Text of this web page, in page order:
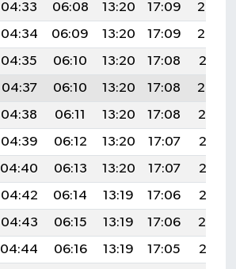
04:33 06:08 13:20 17:09
20:23
04:34 06:09 13:20 17:09
20:22
04:35 06:10 13:20 17:08
20:21
04:37 06:10 13:20 17:08
20:20
04:38 06:11 13:20 17:08
20:19
04:39 06:12 13:20 17:07
20:17
04:40 06:13 13:20 17:07
20:16
04:42 06:14 13:19 17:06
20:15
04:43 06:15 13:19 17:06
20:14
04:44 06:16 13:19 17:05
20:13